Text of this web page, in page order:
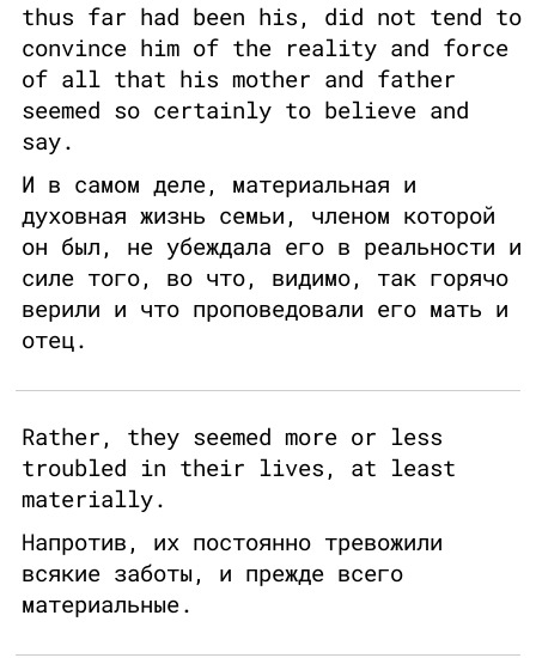
thus far had been his, did not tend to
convince him of the reality and force
of all that his mother and father
seemed so certainly to believe and
say.
И в самом деле, материальная и
духовная жизнь семьи, членом которой
он был, не убеждала его в реальности и
силе того, во что, видимо, так горячо
верили и что проповедовали его мать и
отец.
Rather, they seemed more or less
troubled in their lives, at least
materially.
Напротив, их постоянно тревожили
всякие заботы, и прежде всего
материальные.